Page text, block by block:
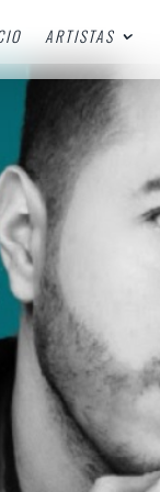
ARTISTAS